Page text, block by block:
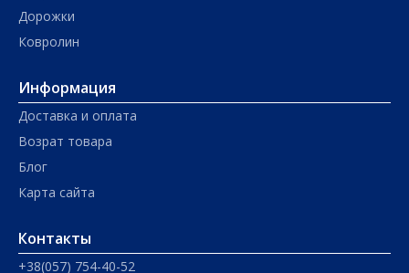
Дорожки
Ковролин
Информация
Доставка и оплата
Возрат товара
Блог
Карта сайта
Контакты
+38(057) 754-40-52